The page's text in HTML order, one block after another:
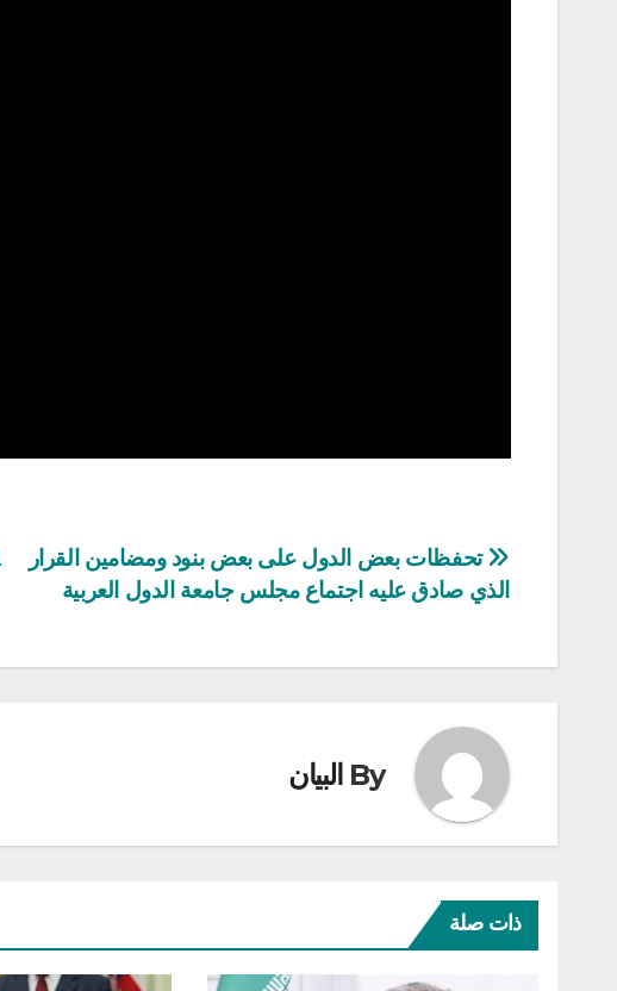
تصفّح
المقالات
تحفظات بعض الدول على بعض بنود ومضامين القرار
الذي صادق عليه اجتماع مجلس جامعة الدول العربية
By البيان
ذات صلة